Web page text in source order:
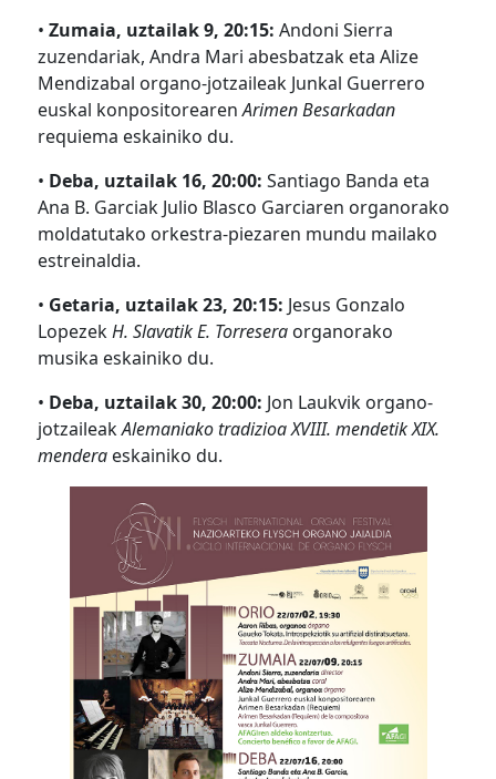
•Zumaia, uztailak 9, 20:15: Andoni Sierra
zuzendariak, Andra Mari abesbatzak eta Alize
Mendizabal organo-jotzaileak Junkal Guerrero
euskal konpositorearenArimen Besarkadan
requiema eskainiko du.
• Deba, uztailak 16, 20:00:Santiago Banda eta
Ana B. Garciak Julio Blasco Garciaren organorako
moldatutako orkestra-piezaren mundu mailako
estreinaldia.
• Getaria, uztailak 23, 20:15: Jesus Gonzalo
LopezekH. Slavatik E. Torresera organorako
musika eskainiko du.
• Deba, uztailak 30, 20:00: Jon Laukvik organo-
jotzaileakAlemaniako tradizioa XVIII. mendetik XIX.
mendera eskainiko du.